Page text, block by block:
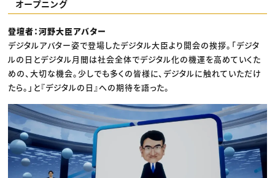
オープニング
登壇者：河野大臣アバター
デジタルアバター姿で登場したデジタル大臣より開会の挨拶。「デジタ
ルの日とデジタル月間は社会全体でデジタル化の機運を高めていくた
めの、大切な機会。少しでも多くの皆様に、デジタルに触れていただけ
たら。」と『デジタルの日』への期待を語った。